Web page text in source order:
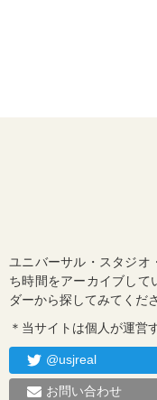
ユニバーサル・スタジオ
ち時間をアーカイブして
ダーから探してみてくだ
＊当サイトは個人が運営
@usjreal
お問い合わせ